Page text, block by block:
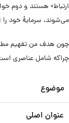
ارتباط» هستند و دوم
می‌شوند، سرمایۀ خود
چون هدف من تفهیم
چراکه شامل عناصری
موضوع
عنوان اصلی